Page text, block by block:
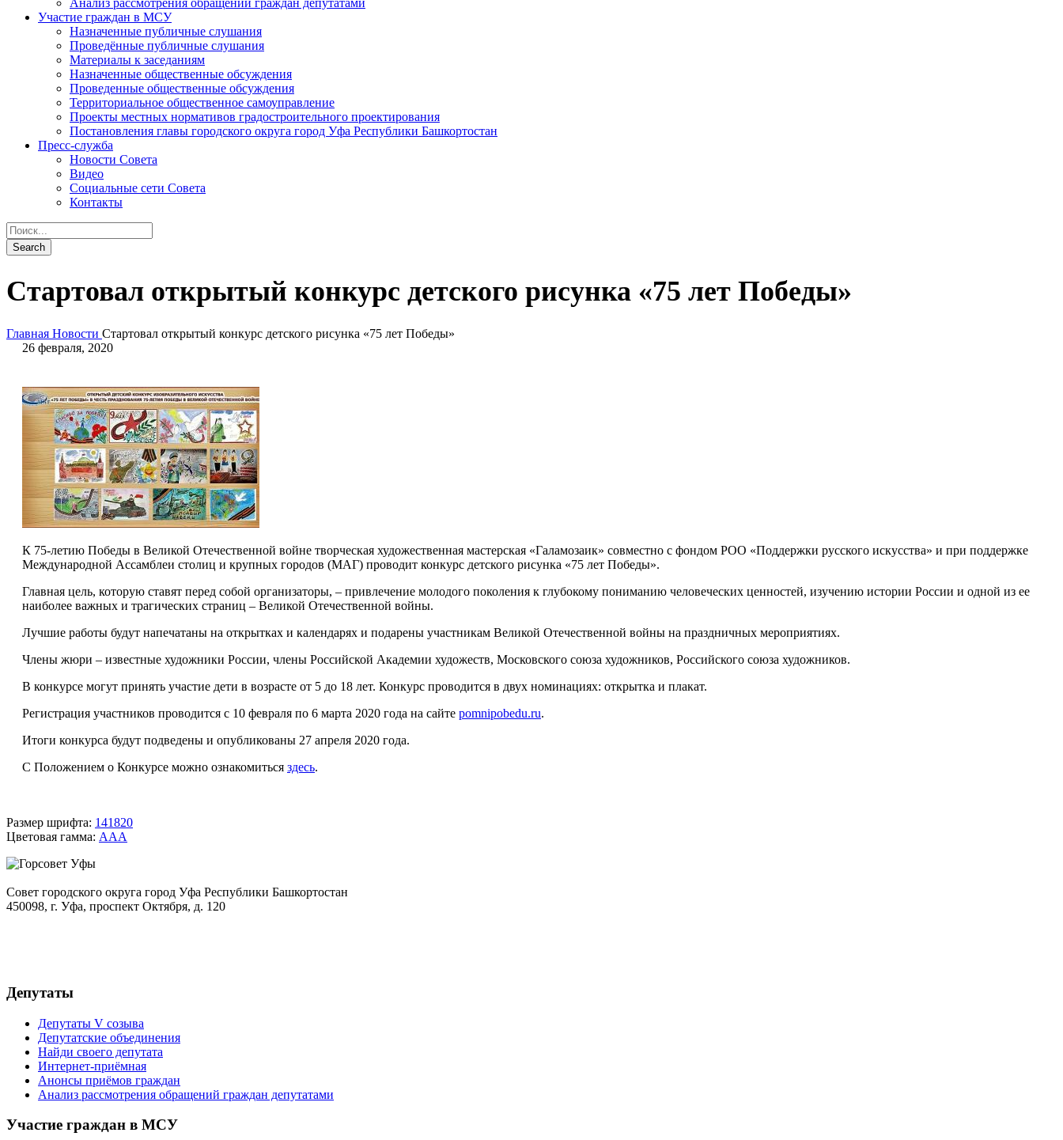
Анализ рассмотрения обращений граждан депутатами
Участие граждан в МСУ
Назначенные публичные слушания
Проведённые публичные слушания
Материалы к заседаниям
Назначенные общественные обсуждения
Проведенные общественные обсуждения
Территориальное общественное самоуправление
Проекты местных нормативов градостроительного проектирования
Постановления главы городского округа город Уфа Республики Башкортостан
Пресс-служба
Новости Совета
Видео
Социальные сети Совета
Контакты
Стартовал открытый конкурс детского рисунка «75 лет Победы»
Главная Новости Стартовал открытый конкурс детского рисунка «75 лет Победы»
26 февраля, 2020
К 75-летию Победы в Великой Отечественной войне творческая художественная мастерская «Галамозаик» совместно с фондом РОО «Поддержки русского искусства» и при поддержке
Международной Ассамблеи столиц и крупных городов (МАГ) проводит конкурс детского рисунка «75 лет Победы».
Главная цель, которую ставят перед собой организаторы, – привлечение молодого поколения к глубокому пониманию человеческих ценностей, изучению истории России и одной из ее
наиболее важных и трагических страниц – Великой Отечественной войны.
Лучшие работы будут напечатаны на открытках и календарях и подарены участникам Великой Отечественной войны на праздничных мероприятиях.
Члены жюри – известные художники России, члены Российской Академии художеств, Московского союза художников, Российского союза художников.
В конкурсе могут принять участие дети в возрасте от 5 до 18 лет. Конкурс проводится в двух номинациях: открытка и плакат.
Регистрация участников проводится с 10 февраля по 6 марта 2020 года на сайте pomnipobedu.ru.
Итоги конкурса будут подведены и опубликованы 27 апреля 2020 года.
С Положением о Конкурсе можно ознакомиться здесь.
Размер шрифта: 141820
Цветовая гамма: AAA
Совет городского округа город Уфа Республики Башкортостан
450098, г. Уфа, проспект Октября, д. 120
Депутаты
Депутаты V созыва
Депутатские объединения
Найди своего депутата
Интернет-приёмная
Анонсы приёмов граждан
Анализ рассмотрения обращений граждан депутатами
Участие граждан в МСУ